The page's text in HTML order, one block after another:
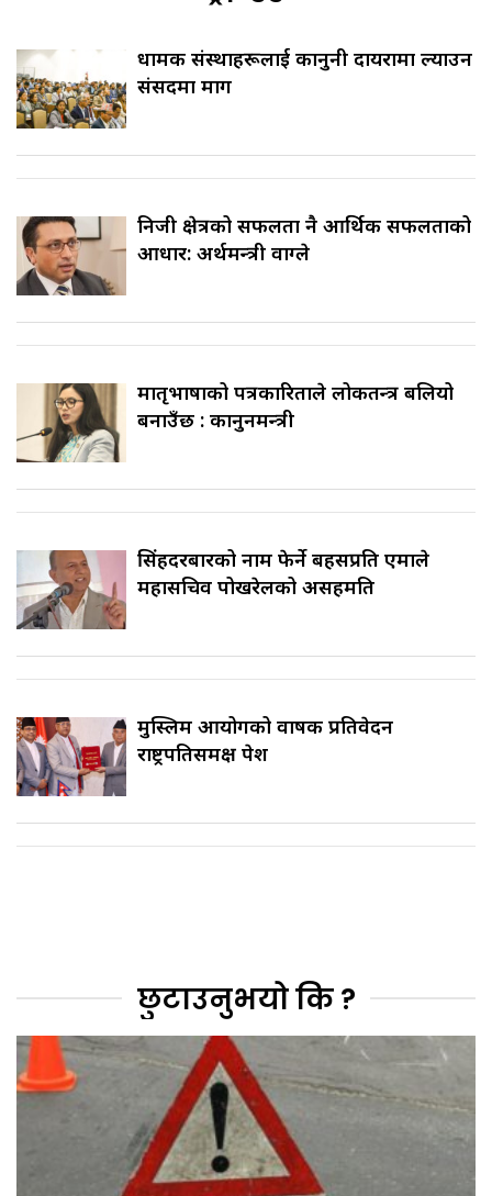
धार्मिक संस्थाहरूलाई कानुनी दायरामा ल्याउन
संसदमा माग
निजी क्षेत्रको सफलता नै आर्थिक सफलताको
आधार: अर्थमन्त्री वाग्ले
मातृभाषाको पत्रकारिताले लोकतन्त्र बलियो
बनाउँछ : कानुनमन्त्री
सिंहदरबारको नाम फेर्ने बहसप्रति एमाले
महासचिव पोखरेलको असहमति
मुस्लिम आयोगको वार्षिक प्रतिवेदन
राष्ट्रपतिसमक्ष पेश
छुटाउनुभयो कि ?